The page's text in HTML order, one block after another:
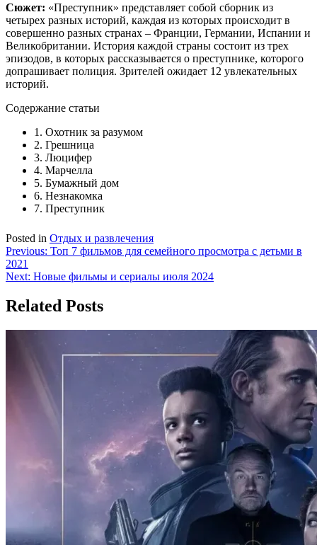
Сюжет: «Преступник» представляет собой сборник из
четырех разных историй, каждая из которых происходит в
совершенно разных странах – Франции, Германии, Испании и
Великобритании. История каждой страны состоит из трех
эпизодов, в которых рассказывается о преступнике, которого
допрашивает полиция. Зрителей ожидает 12 увлекательных
историй.
Содержание статьи
1. Охотник за разумом
2. Грешница
3. Люцифер
4. Марчелла
5. Бумажный дом
6. Незнакомка
7. Преступник
Posted in Отдых и развлечения
Навигация
по
Previous: Топ 7 фильмов для семейного просмотра с детьми в
2021
Next: Новые фильмы и сериалы июля 2024
Related Posts